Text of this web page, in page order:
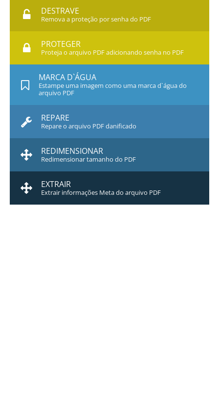
DESTRAVE
Remova a proteção por senha do PDF
PROTEGER
Proteja o arquivo PDF adicionando senha no PDF
MARCA D`ÁGUA
Estampe uma imagem como uma marca d`água do
arquivo PDF
REPARE
Repare o arquivo PDF danificado
REDIMENSIONAR
Redimensionar tamanho do PDF
EXTRAIR
Extrair informações Meta do arquivo PDF